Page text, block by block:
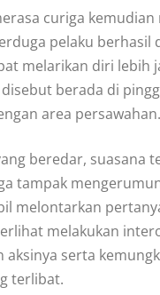
curiga kemudian
pelaku berhasil
melarikan diri lebih
berada di
area persawahan.
beredar, suasana
tampak
melontarkan
melakukan
aksinya serta
terlibat.